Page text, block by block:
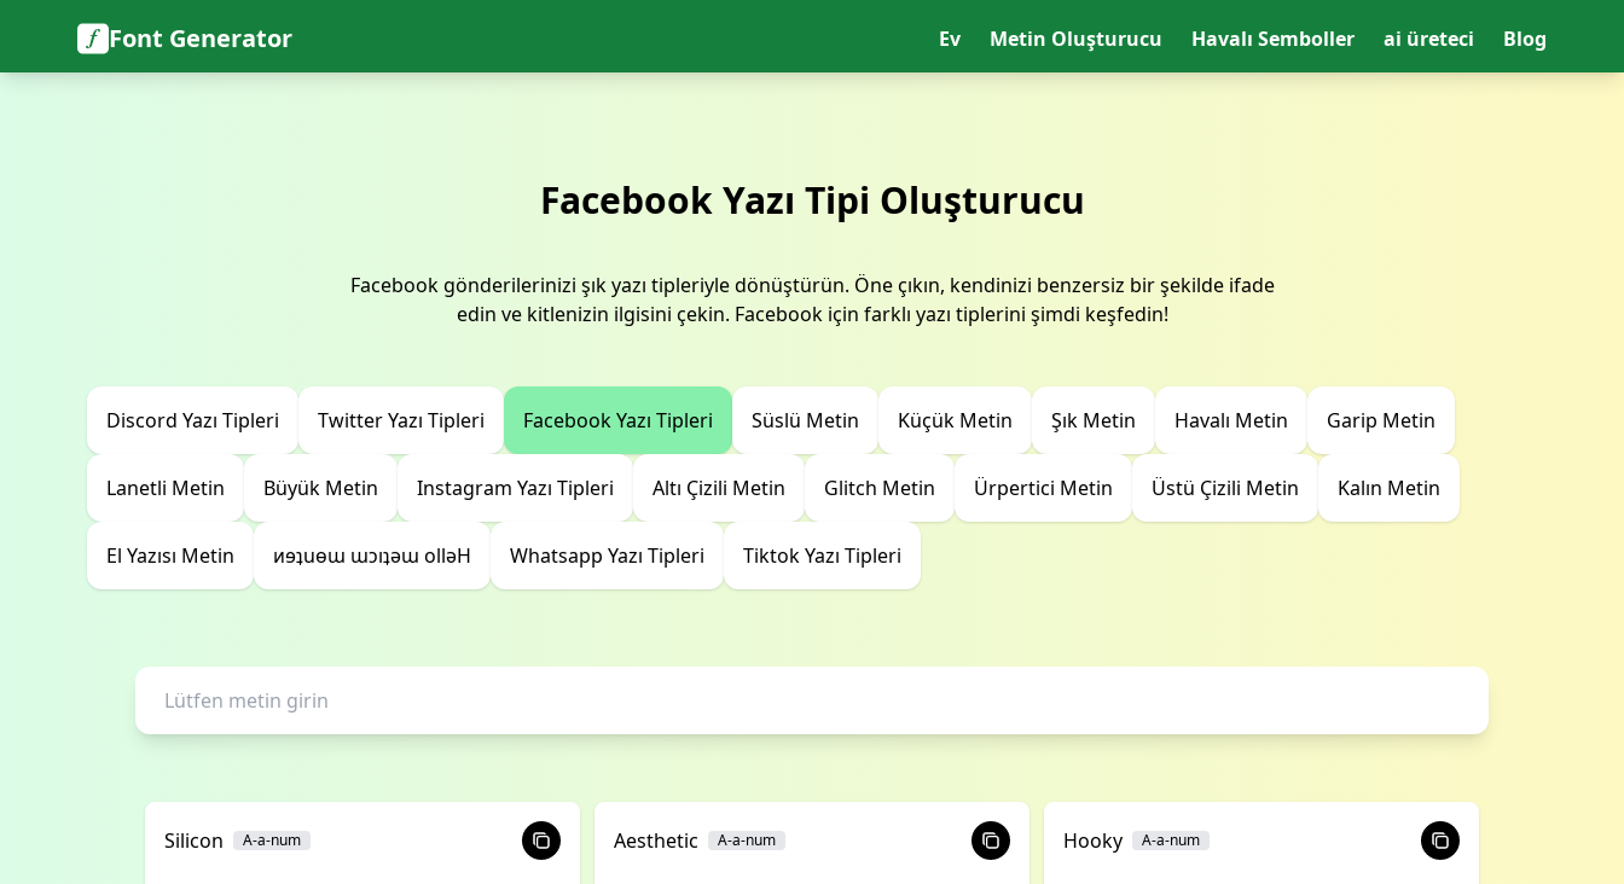
Font Generator Ev Metin Oluşturucu Havalı Semboller ai üreteci Blog
Facebook Yazı Tipi Oluşturucu
Facebook gönderilerinizi şık yazı tipleriyle dönüştürün. Öne çıkın, kendinizi benzersiz bir şekilde ifade
edin ve kitlenizin ilgisini çekin. Facebook için farklı yazı tiplerini şimdi keşfedin!
Discord Yazı Tipleri Twitter Yazı Tipleri Facebook Yazı Tipleri Süslü Metin Küçük Metin Şık Metin Havalı Metin Garip Metin
Lanetli Metin Büyük Metin Instagram Yazı Tipleri Altı Çizili Metin Glitch Metin Ürpertici Metin Üstü Çizili Metin Kalın Metin
El Yazısı Metin ᴎɘʇuɵɯ ɯɔıʇǝɯ ollǝH Whatsapp Yazı Tipleri Tiktok Yazı Tipleri
Silicon A-a-num Aesthetic A-a-num Hooky A-a-num